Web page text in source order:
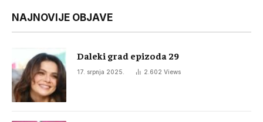
NAJNOVIJE OBJAVE
Daleki grad epizoda 29
17. srpnja 2025. 2.602 Views